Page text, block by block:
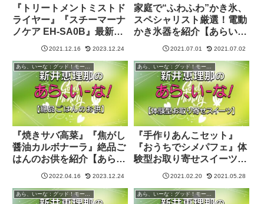
『トリートメントミストド
ライヤー』『スチーマーナ
ノケア EH-SA0B』最新美
容家電を紹介【あらいー
2021.12.16 2023.12.24
家庭で“ふわふわ”かき氷、
スペシャリスト厳選！電動
かき氷器を紹介【あらいー
な：グッド！モーニング】
2021.07.01 2021.07.02
『焼きサバ高菜』『焦がし
醤油カルボナーラ』絶品ご
はんのお供を紹介【あらい
ーな：グッド！モーニン
2022.04.16 2023.12.24
『手作りあんこセット』
『おうちでシメパフェ』体
験型お取り寄せスイーツを
紹介【あらいーな!：グッ
2021.02.20 2021.05.28